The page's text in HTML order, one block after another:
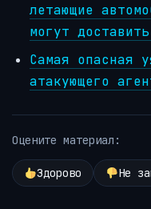
летающие
могут
Самая опасная
атакующего
Оцените материал:
Здорово Не